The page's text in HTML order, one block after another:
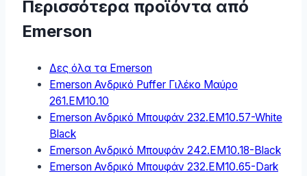
Περισσότερα προϊόντα από
Emerson
Δες όλα τα Emerson
Emerson Ανδρικό Puffer Γιλέκο Μαύρο
261.EM10.10
Emerson Ανδρικό Μπουφάν 232.EM10.57-White
Black
Emerson Ανδρικό Μπουφάν 242.EM10.18-Black
Emerson Ανδρικό Μπουφάν 232.EM10.65-Dark